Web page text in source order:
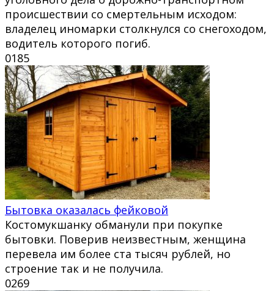
происшествии со смертельным исходом:
владелец иномарки столкнулся со снегоходом,
водитель которого погиб.
0185
Бытовка оказалась фейковой
Костомукшанку обманули при покупке
бытовки. Поверив неизвестным, женщина
перевела им более ста тысяч рублей, но
строение так и не получила.
0269